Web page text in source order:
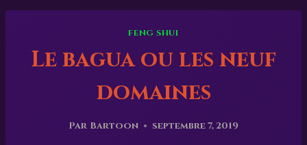
FENG SHUI
Le bagua ou les neuf
domaines
Par Bartoon septembre 7, 2019